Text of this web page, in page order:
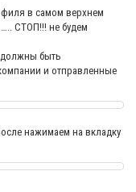
в самом верхнем
СТОП!!! не будем
быть
и отправленные
нажимаем на вкладку